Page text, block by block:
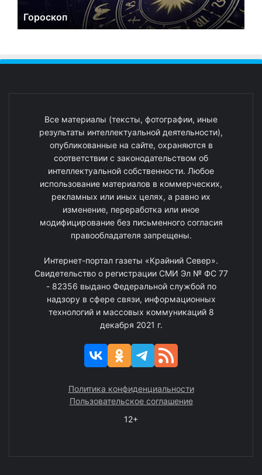
Гороскоп
Все материалы (тексты, фотографии, иные
результаты интеллектуальной деятельности),
опубликованные на сайте, охраняются в
соответствии с законодательством об
интеллектуальной собственности. Любое
использование материалов в коммерческих,
рекламных или иных целях, а равно их
изменение, переработка или иное
модифицирование без письменного согласия
правообладателя запрещены.
Интернет-портал газеты «Крайний Север».
Свидетельство о регистрации СМИ Эл № ФС 77
- 82356 выдано Федеральной службой по
надзору в сфере связи, информационных
технологий и массовых коммуникаций 8
декабря 2021 г.
Политика конфиденциальности
Пользовательское соглашение
12+